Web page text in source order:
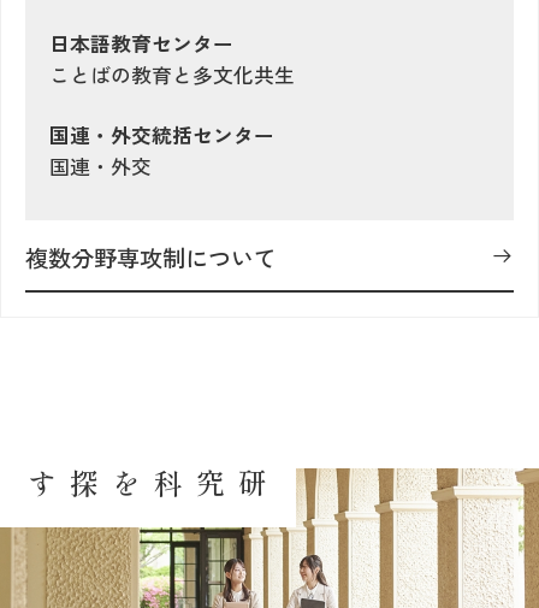
日本語教育センター
ことばの教育と多文化共生
国連・外交統括センター
国連・外交
複数分野専攻制について
研究科を探す